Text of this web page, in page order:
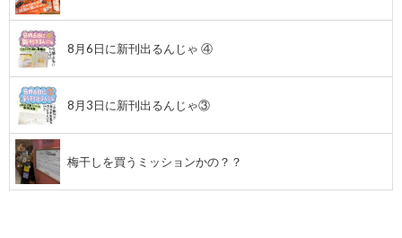
8月6日に新刊出るんじゃ ④
8月3日に新刊出るんじゃ③
梅干しを買うミッションかの？？